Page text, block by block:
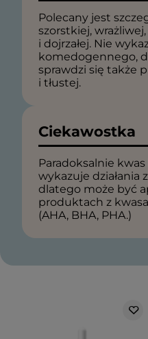
Polecany jest
szorstkiej,
i dojrzałej. Nie
komedogennego,
sprawdzi się także
i tłustej.
Ciekawostka
Paradoksalnie
wykazuje działania
dlatego może być
produktach z
(AHA, BHA, PHA.)